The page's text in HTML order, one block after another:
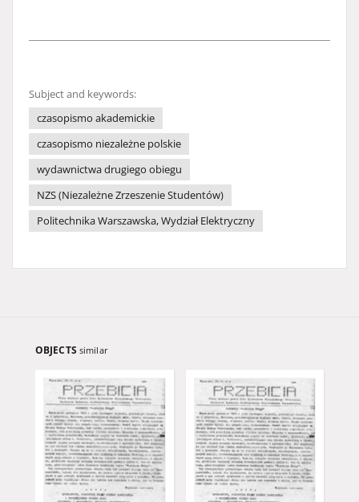
Subject and keywords:
czasopismo akademickie
czasopismo niezależne polskie
wydawnictwa drugiego obiegu
NZS (Niezależne Zrzeszenie Studentów)
Politechnika Warszawska, Wydział Elektryczny
OBJECTS similar